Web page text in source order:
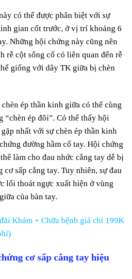
có thể được phân biệt với sự
gian cốt trước, ở vị trí khoảng 6
Những hội chứng này cũng nên
rễ cột sống cổ có liên quan đến rễ
giống với dây TK giữa bị chèn
ép thần kinh giữa có thể cùng
“chèn ép đôi”. Có thể thấy hội
nhất với sự chèn ép thần kinh
đường hầm cổ tay. Hội chứng
làm cho đau nhức cẳng tay dễ bị
sấp cẳng tay. Tuy nhiên, sự đau
lối thoát ngực xuất hiện ở vùng
của bàn tay.
Khám + Chữa bệnh giá chỉ 199K
cơ sấp cẳng tay hiệu